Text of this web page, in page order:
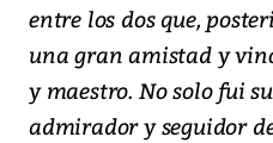
entre los dos que,
una gran amistad y
y maestro. No solo fui
admirador y seguidor